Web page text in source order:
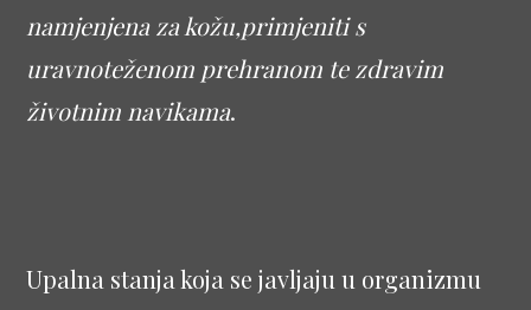
namjenjena za kožu,primjeniti s
uravnoteženom prehranom te zdravim
životnim navikama.
Upalna stanja koja se javljaju u organizmu